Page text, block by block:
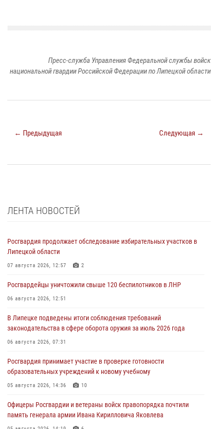
Пресс-служба Управления Федеральной службы войск
национальной гвардии Российской Федерации по Липецкой области
← Предыдущая Следующая →
ЛЕНТА НОВОСТЕЙ
Росгвардия продолжает обследование избирательных участков в
Липецкой области
07 августа 2026, 12:57 2
Росгвардейцы уничтожили свыше 120 беспилотников в ЛНР
06 августа 2026, 12:51
В Липецке подведены итоги соблюдения требований
законодательства в сфере оборота оружия за июль 2026 года
06 августа 2026, 07:31
Росгвардия принимает участие в проверке готовности
образовательных учреждений к новому учебному
05 августа 2026, 14:36 10
Офицеры Росгвардии и ветераны войск правопорядка почтили
память генерала армии Ивана Кирилловича Яковлева